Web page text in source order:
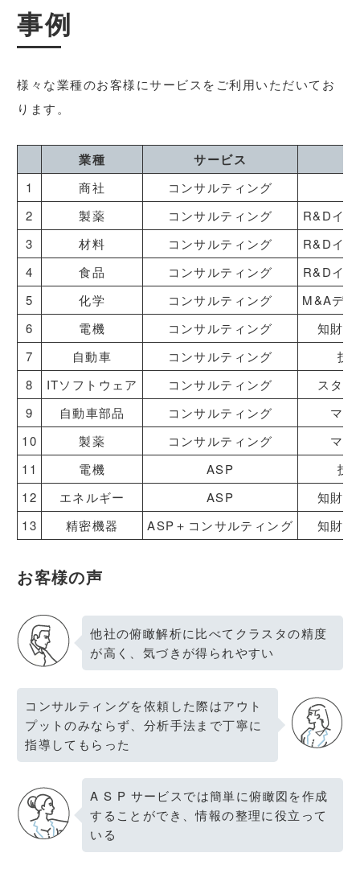
事例
様々な業種のお客様にサービスをご利⽤いただいてお
ります。
業種 サービス
1 商社 コンサルティング
2
製薬 コンサルティング
R&Dイ
3
材料 コンサルティング
R&Dイ
4
食品 コンサルティング
R&Dイ
5
化学 コンサルティング
M&Aデ
6
電機 コンサルティング
知財
7
自動車 コンサルティング
技
8
ITソフトウェア コンサルティング
スタ
9
自動車部品 コンサルティング
マ
10
製薬 コンサルティング
マ
11
電機 ASP
技
12
エネルギー ASP
知財
13
精密機器 ASP＋コンサルティング 知財
お客様の声
他社の俯瞰解析に⽐べてクラスタの精度
が⾼く、気づきが得られやすい
コンサルティングを依頼した際はアウト
プットのみならず、分析⼿法まで丁寧に
指導してもらった
A S P サービスでは簡単に俯瞰図を作成
することができ、情報の整理に役⽴って
いる